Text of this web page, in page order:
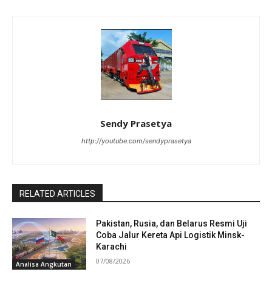
Sendy Prasetya
http://youtube.com/sendyprasetya
RELATED ARTICLES
Analisa Angkutan
Pakistan, Rusia, dan Belarus Resmi Uji
Coba Jalur Kereta Api Logistik Minsk-
Karachi
07/08/2026